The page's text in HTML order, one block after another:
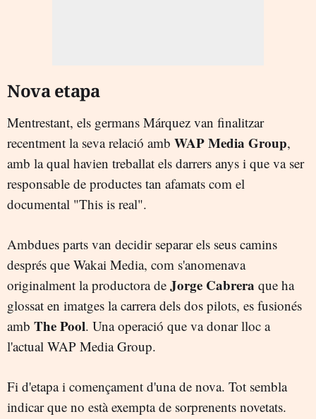
Nova etapa
Mentrestant, els germans Márquez van finalitzar
recentment la seva relació amb WAP Media Group,
amb la qual havien treballat els darrers anys i que va ser
responsable de productes tan afamats com el
documental "This is real".
Ambdues parts van decidir separar els seus camins
després que Wakai Media, com s'anomenava
originalment la productora de Jorge Cabrera que ha
glossat en imatges la carrera dels dos pilots, es fusionés
amb The Pool. Una operació que va donar lloc a
l'actual WAP Media Group.
Fi d'etapa i començament d'una de nova. Tot sembla
indicar que no està exempta de sorprenents novetats.